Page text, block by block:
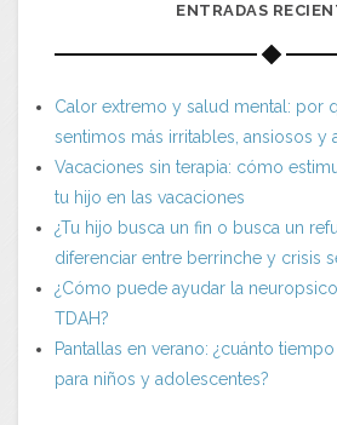
ENTRADAS
Calor extremo y salud mental: por
sentimos más irritables, ansiosos y
Vacaciones sin terapia: cómo
tu hijo en las vacaciones
¿Tu hijo busca un fin o busca un
diferenciar entre berrinche y crisis
¿Cómo puede ayudar la
TDAH?
Pantallas en verano: ¿cuánto
para niños y adolescentes?